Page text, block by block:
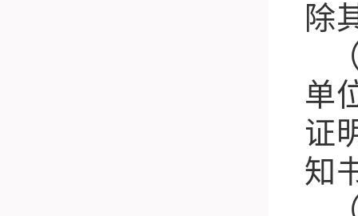
除
单
证
知